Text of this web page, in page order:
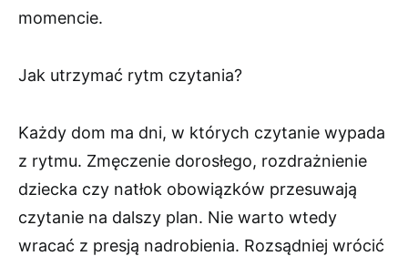
momencie.
Jak utrzymać rytm czytania?
Każdy dom ma dni, w których czytanie wypada
z rytmu. Zmęczenie dorosłego, rozdrażnienie
dziecka czy natłok obowiązków przesuwają
czytanie na dalszy plan. Nie warto wtedy
wracać z presją nadrobienia. Rozsądniej wrócić